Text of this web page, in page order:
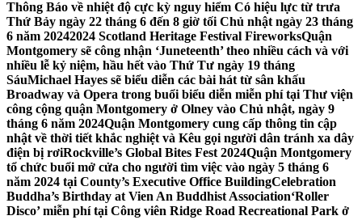
Thông Báo về nhiệt độ cực kỳ nguy hiểm Có hiệu lực từ trưa
Thứ Bảy ngày 22 tháng 6 đến 8 giờ tối Chủ nhật ngày 23 tháng
6 năm 20242024 Scotland Heritage Festival FireworksQuận
Montgomery sẽ công nhận ‘Juneteenth’ theo nhiều cách và với
nhiều lễ kỷ niệm, hầu hết vào Thứ Tư ngày 19 tháng
SáuMichael Hayes sẽ biểu diễn các bài hát từ sân khấu
Broadway và Opera trong buổi biểu diễn miễn phí tại Thư viện
công cộng quận Montgomery ở Olney vào Chủ nhật, ngày 9
tháng 6 năm 2024Quận Montgomery cung cấp thông tin cập
nhật về thời tiết khắc nghiệt và Kêu gọi người dân tránh xa dây
điện bị rơiRockville’s Global Bites Fest 2024Quận Montgomery
tổ chức buổi mở cửa cho người tìm việc vào ngày 5 tháng 6
năm 2024 tại County’s Executive Office BuildingCelebration
Buddha’s Birthday at Vien An Buddhist Association‘Roller
Disco’ miễn phí tại Công viên Ridge Road Recreational Park ở